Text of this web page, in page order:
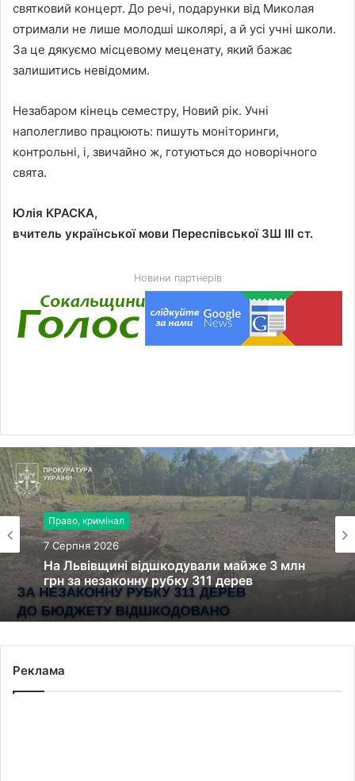
святковий концерт. До речі, подарунки від Миколая
отримали не лише молодші школярі, а й усі учні школи.
За це дякуємо місцевому меценату, який бажає
залишитись невідомим.
Незабаром кінець семестру, Новий рік. Учні
наполегливо працюють: пишуть моніторинги,
контрольні, і, звичайно ж, готуються до новорічного
свята.
Юлія КРАСКА,
вчитель української мови Переспівської ЗШ ІІІ ст.
Новини партнерів
Право, кримінал
7 Серпня 2026
На Львівщині відшкодували майже 3 млн
грн за незаконну рубку 311 дерев
Реклама